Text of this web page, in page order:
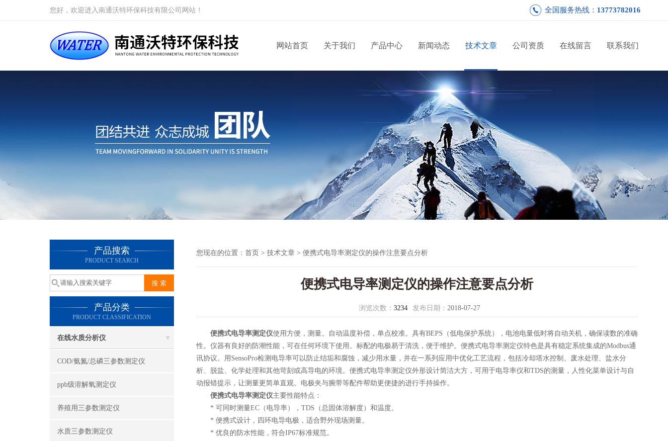
您好，欢迎进入南通沃特环保科技有限公司网站！ 全国服务热线： 13773782016
网站首页 关于我们 产品中心 新闻动态 技术文章 公司资质 在线留言 联系我们
产品搜索
PRODUCT SEARCH
产品分类
PRODUCT CLASSIFICATION
在线水质分析仪
COD/氨氮/总磷三参数测定仪
ppb级溶解氧测定仪
养殖用三参数测定仪
水质三参数测定仪
您现在的位置： 首页 > 技术文章 > 便携式电导率测定仪的操作注意要点分析
便携式电导率测定仪的操作注意要点分析
浏览次数： 3234 发布日期： 2018-07-27
便携式电导率测定仪使用方便，测量。自动温度补偿，单点校准。具有BEPS（低电保护系统），电池电量低时将自动关机，确保读数的准确
性。仪器有良好的防潮性能，可在任何环境下使用。标配的电极易于清洗，便于维护。便携式电导率测定仪特色是具有稳定系统集成的Modbus通
讯协议。用SensoPro检测电导率可以防止结垢和腐蚀，减少用水量，并在一系列应用中优化工艺流程，包括冷却塔水控制、废水处理、盐水分
析、脱盐、化学处理和其他苛刻或高导电的环境。便携式电导率测定仪外形设计简洁大方，可用于电导率仪和TDS的测量，人性化菜单设计与自
动报错提示，让测量更简单直观。电极夹与腕带等配件帮助更便捷的进行手持操作。
便携式电导率测定仪主要性能特点：
* 可同时测量EC（电导率），TDS（总固体溶解度）和温度。
* 便携式设计，四环电导电极，适合野外现场测量。
* 优良的防水性能，符合IP67标准规范。